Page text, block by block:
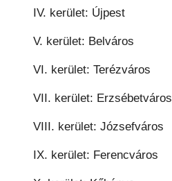
IV. kerület: Újpest
V. kerület: Belváros
VI. kerület: Terézváros
VII. kerület: Erzsébetváros
VIII. kerület: Józsefváros
IX. kerület: Ferencváros